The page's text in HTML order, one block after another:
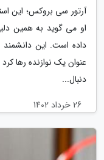
او می گوید به همین
عنوان یک نوازنده رها
دنبال...
26 خرداد 1402